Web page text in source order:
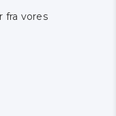
fra vores